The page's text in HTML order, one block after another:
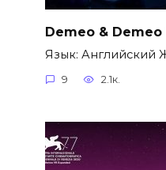
Demeo &
Язык: Английский
9 2.1к.